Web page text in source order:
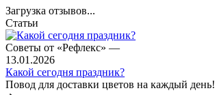
Загрузка отзывов...
Статьи
Советы от «Рефлекс» —
13.01.2026
Какой сегодня праздник?
Повод для доставки цветов на каждый день!